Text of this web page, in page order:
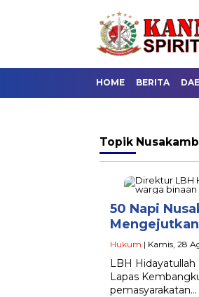
HOME BERITA
Topik
50 Napi
Mengejutkan
Hukum | Kamis, 28
LBH Hidayatullah
Lapas
pemasyarakatan…